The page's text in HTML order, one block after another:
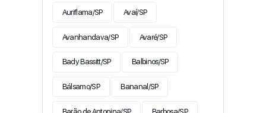
Auriflama/SP Avaí/SP
Avanhandava/SP Avaré/SP
Bady Bassitt/SP Balbinos/SP
Bálsamo/SP Bananal/SP